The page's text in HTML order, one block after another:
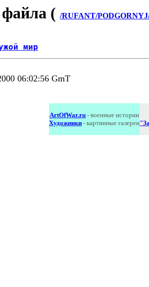
( /RUFANT/
мир
06:02:56 GmT
ArtOfWar.ru - военные истории
Художники - картинные галереи